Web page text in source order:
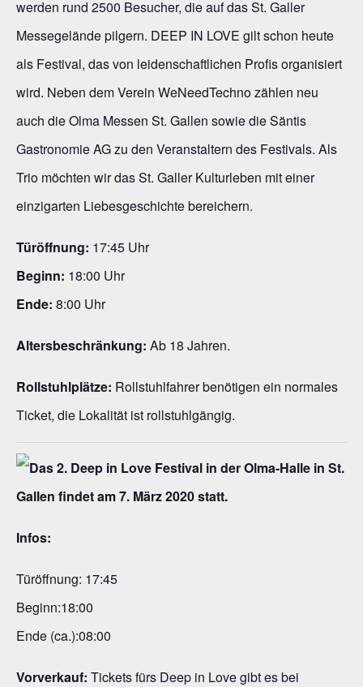
werden rund 2500 Besucher, die auf das St. Galler
Messegelände pilgern. DEEP IN LOVE gilt schon heute
als Festival, das von leidenschaftlichen Profis organisiert
wird. Neben dem Verein WeNeedTechno zählen neu
auch die Olma Messen St. Gallen sowie die Säntis
Gastronomie AG zu den Veranstaltern des Festivals. Als
Trio möchten wir das St. Galler Kulturleben mit einer
einzigarten Liebesgeschichte bereichern.
Türöffnung: 17:45 Uhr
Beginn: 18:00 Uhr
Ende: 8:00 Uhr
Altersbeschränkung: Ab 18 Jahren.
Rollstuhlplätze: Rollstuhlfahrer benötigen ein normales
Ticket, die Lokalität ist rollstuhlgängig.
Infos:
Türöffnung: 17:45
Beginn:18:00
Ende (ca.):08:00
Vorverkauf: Tickets fürs Deep in Love gibt es bei